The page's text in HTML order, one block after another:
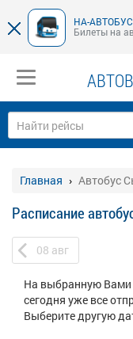
НА-АВТОБУС
Билеты на
Главная Автобус
Расписание
08 авг
На выбранную Вами
сегодня уже все
Выберите другую